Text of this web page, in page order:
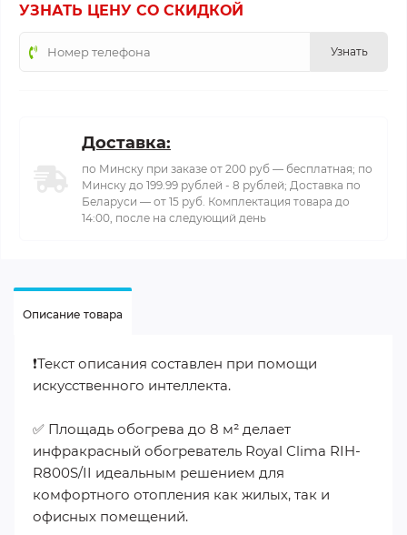
УЗНАТЬ ЦЕНУ СО СКИДКОЙ
Узнать
Доставка:
по Минску при заказе от 200 руб — бесплатная; по
Минску до 199.99 рублей - 8 рублей; Доставка по
Беларуси — от 15 руб. Комплектация товара до
14:00, после на следующий день
Описание товара
❗️Текст описания составлен при помощи
искусственного интеллекта.
✅ Площадь обогрева до 8 м² делает
инфракрасный обогреватель Royal Clima RIH-
R800S/II идеальным решением для
комфортного отопления как жилых, так и
офисных помещений.